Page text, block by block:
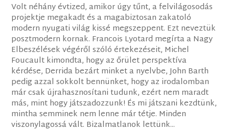
Volt néhány évtized, amikor úgy tűnt, a felvilágosodás
projektje megakadt és a magabiztosan zakatoló
modern nyugati világ kissé megszeppent. Ezt neveztük
posztmodern kornak. Francois Lyotard megírta a Nagy
Elbeszélések végéről szóló értekezéseit, Michel
Foucault kimondta, hogy az őrület perspektíva
kérdése, Derrida bezárt minket a nyelvbe, John Barth
pedig azzal sokkolt bennünket, hogy az irodalomban
már csak újrahasznosítani tudunk, ezért nem maradt
más, mint hogy játszadozzunk! És mi játszani kezdtünk,
mintha semminek nem lenne már tétje. Minden
viszonylagossá vált. Bizalmatlanok lettünk...